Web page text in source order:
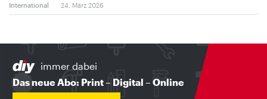
International 24. März 2026
immer dabei
Das neue Abo: Print – Digital – Online